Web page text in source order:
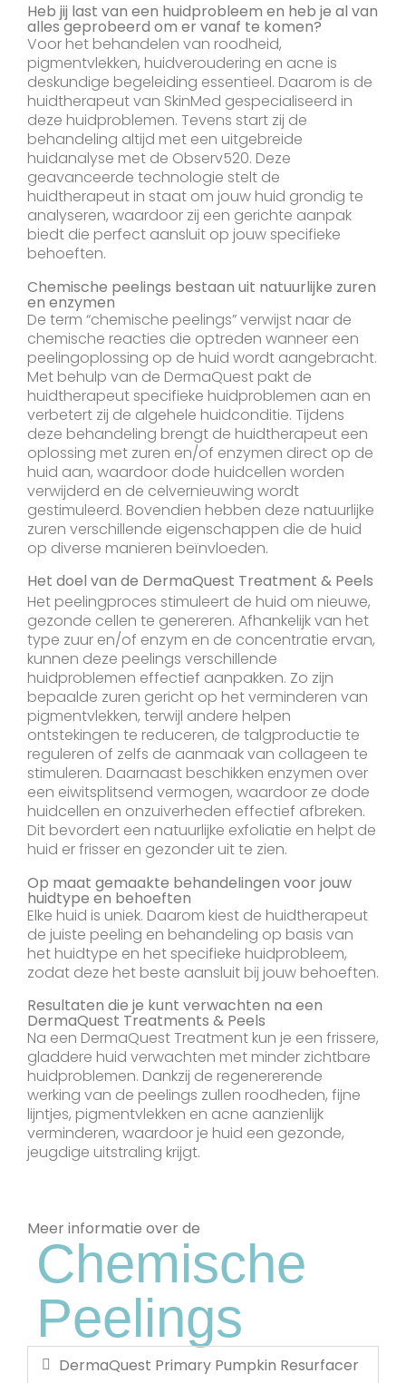
Heb jij last van een huidprobleem en heb je al van
alles geprobeerd om er vanaf te komen?​
Voor het behandelen van roodheid,
pigmentvlekken, huidveroudering en acne is
deskundige begeleiding essentieel. Daarom is de
huidtherapeut van SkinMed gespecialiseerd in
deze huidproblemen. Tevens start zij de
behandeling altijd met een uitgebreide
huidanalyse met de Observ520. Deze
geavanceerde technologie stelt de
huidtherapeut in staat om jouw huid grondig te
analyseren, waardoor zij een gerichte aanpak
biedt die perfect aansluit op jouw specifieke
behoeften.
Chemische peelings bestaan uit natuurlijke zuren
en enzymen
De term “chemische peelings” verwijst naar de
chemische reacties die optreden wanneer een
peelingoplossing op de huid wordt aangebracht.
Met behulp van de DermaQuest pakt de
huidtherapeut specifieke huidproblemen aan en
verbetert zij de algehele huidconditie. Tijdens
deze behandeling brengt de huidtherapeut een
oplossing met zuren en/of enzymen direct op de
huid aan, waardoor dode huidcellen worden
verwijderd en de celvernieuwing wordt
gestimuleerd. Bovendien hebben deze natuurlijke
zuren verschillende eigenschappen die de huid
op diverse manieren beïnvloeden.
Het doel van de DermaQuest Treatment & Peels
Het peelingproces stimuleert de huid om nieuwe,
gezonde cellen te genereren. Afhankelijk van het
type zuur en/of enzym en de concentratie ervan,
kunnen deze peelings verschillende
huidproblemen effectief aanpakken. Zo zijn
bepaalde zuren gericht op het verminderen van
pigmentvlekken, terwijl andere helpen
ontstekingen te reduceren, de talgproductie te
reguleren of zelfs de aanmaak van collageen te
stimuleren. Daarnaast beschikken enzymen over
een eiwitsplitsend vermogen, waardoor ze dode
huidcellen en onzuiverheden effectief afbreken.
Dit bevordert een natuurlijke exfoliatie en helpt de
huid er frisser en gezonder uit te zien.
Op maat gemaakte behandelingen voor jouw
huidtype en behoeften
Elke huid is uniek. Daarom kiest de huidtherapeut
de juiste peeling en behandeling op basis van
het huidtype en het specifieke huidprobleem,
zodat deze het beste aansluit bij jouw behoeften.
Resultaten die je kunt verwachten na een
DermaQuest Treatments & Peels
Na een DermaQuest Treatment kun je een frissere,
gladdere huid verwachten met minder zichtbare
huidproblemen. Dankzij de regenererende
werking van de peelings zullen roodheden, fijne
lijntjes, pigmentvlekken en acne aanzienlijk
verminderen, waardoor je huid een gezonde,
jeugdige uitstraling krijgt.
Meer informatie over de
Chemische
Peelings
DermaQuest Primary Pumpkin Resurfacer